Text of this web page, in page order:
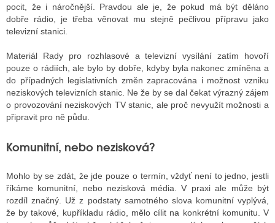
STRÁNKY RÁDIÍ
TISK
STÁT BLOGEREM
BLOGERA
pocit, že i náročnější. Pravdou ale je, že pokud má být děláno
dobře rádio, je třeba věnovat mu stejně pečlivou přípravu jako
televizní stanici.
Materiál Rady pro rozhlasové a televizní vysílání zatím hovoří
pouze o rádiích, ale bylo by dobře, kdyby byla nakonec zmíněna a
do případných legislativních změn zapracována i možnost vzniku
neziskových televizních stanic. Ne že by se dal čekat výrazný zájem
o provozování neziskových TV stanic, ale proč nevyužít možnosti a
připravit pro ně půdu.
Komunitní, nebo nezisková?
Mohlo by se zdát, že jde pouze o termín, vždyť není to jedno, jestli
říkáme komunitní, nebo nezisková média. V praxi ale může být
rozdíl značný. Už z podstaty samotného slova komunitní vyplývá,
že by takové, kupříkladu rádio, mělo cílit na konkrétní komunitu. V